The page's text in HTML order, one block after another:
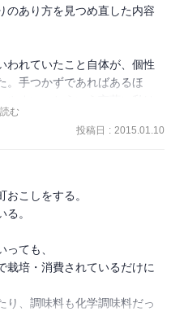
のあり方を見つめ直した内容
れていたこと自体が、個性
。手つかずであればあるほ
、雇用場所も少なく、町から
、恐らく「田舎」と呼ばれる
また、その地域に住んでい
がなく、また、高齢者は生
。
いるということを理解するの
かし、ただ新しいものを生み
形を変えないことが大切
ままの魅力」をどのように
む
投稿日 : 2015.01.10
おこしをする。
る。
っても、
栽培・消費されているだけに
り、調味料も化学調味料だっ